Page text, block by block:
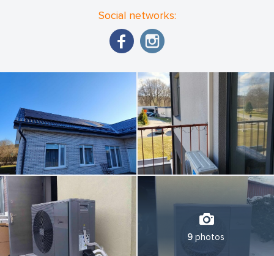
Social networks:
9 photos